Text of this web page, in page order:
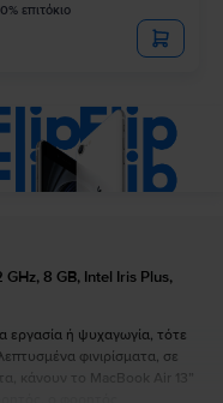
επιτόκιο
8 GB, Intel Iris Plus,
εργασία ή ψυχαγωγία, τότε
φινιρίσματα, σε
κάνουν το MacBook Air 13”